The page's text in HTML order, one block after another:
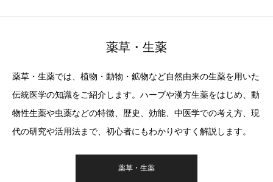
薬草・生薬
薬草・生薬では、植物・動物・鉱物など自然由来の生薬を用いた
伝統医学の知識をご紹介します。ハーブや漢方生薬をはじめ、動
物性生薬や虫薬などの特徴、歴史、効能、中医学での考え方、現
代の研究や活用法まで、初心者にもわかりやすく解説します。
薬草・生薬